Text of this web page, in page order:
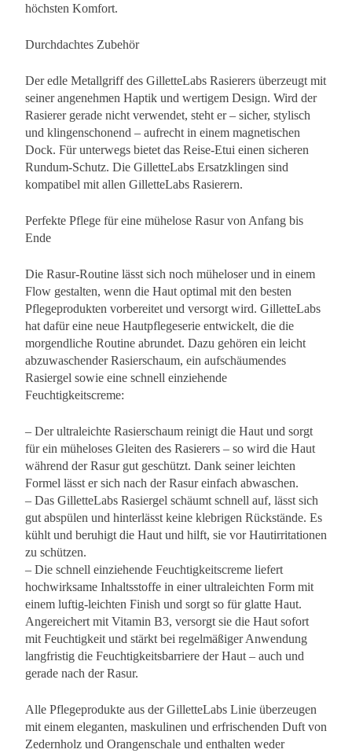
höchsten Komfort.
Durchdachtes Zubehör
Der edle Metallgriff des GilletteLabs Rasierers überzeugt mit
seiner angenehmen Haptik und wertigem Design. Wird der
Rasierer gerade nicht verwendet, steht er – sicher, stylisch
und klingenschonend – aufrecht in einem magnetischen
Dock. Für unterwegs bietet das Reise-Etui einen sicheren
Rundum-Schutz. Die GilletteLabs Ersatzklingen sind
kompatibel mit allen GilletteLabs Rasierern.
Perfekte Pflege für eine mühelose Rasur von Anfang bis
Ende
Die Rasur-Routine lässt sich noch müheloser und in einem
Flow gestalten, wenn die Haut optimal mit den besten
Pflegeprodukten vorbereitet und versorgt wird. GilletteLabs
hat dafür eine neue Hautpflegeserie entwickelt, die die
morgendliche Routine abrundet. Dazu gehören ein leicht
abzuwaschender Rasierschaum, ein aufschäumendes
Rasiergel sowie eine schnell einziehende
Feuchtigkeitscreme:
– Der ultraleichte Rasierschaum reinigt die Haut und sorgt
für ein müheloses Gleiten des Rasierers – so wird die Haut
während der Rasur gut geschützt. Dank seiner leichten
Formel lässt er sich nach der Rasur einfach abwaschen.
– Das GilletteLabs Rasiergel schäumt schnell auf, lässt sich
gut abspülen und hinterlässt keine klebrigen Rückstände. Es
kühlt und beruhigt die Haut und hilft, sie vor Hautirritationen
zu schützen.
– Die schnell einziehende Feuchtigkeitscreme liefert
hochwirksame Inhaltsstoffe in einer ultraleichten Form mit
einem luftig-leichten Finish und sorgt so für glatte Haut.
Angereichert mit Vitamin B3, versorgt sie die Haut sofort
mit Feuchtigkeit und stärkt bei regelmäßiger Anwendung
langfristig die Feuchtigkeitsbarriere der Haut – auch und
gerade nach der Rasur.
Alle Pflegeprodukte aus der GilletteLabs Linie überzeugen
mit einem eleganten, maskulinen und erfrischenden Duft von
Zedernholz und Orangenschale und enthalten weder